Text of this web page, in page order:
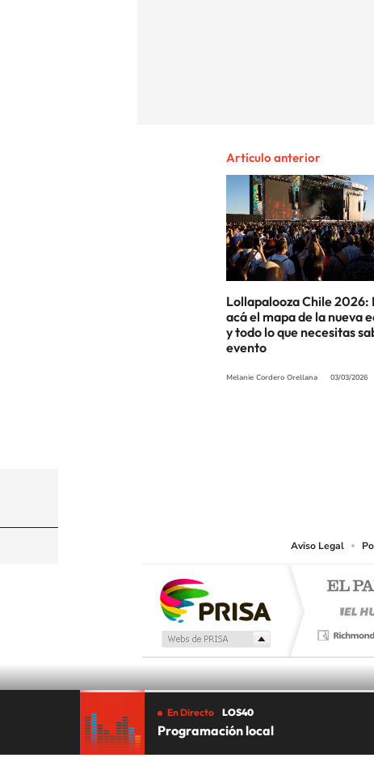
Artículo anterior
Lollapalooza Chile 2026:
acá el mapa de la nueva
y todo lo que necesitas
evento
Melanie Cordero Orellana 03/03/2026
Aviso Legal
En Directo LOS40
Programación local